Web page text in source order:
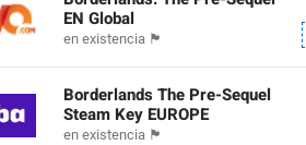
EN Global
en existencia 🏴
Borderlands The Pre-Sequel
Steam Key EUROPE
en existencia 🏴